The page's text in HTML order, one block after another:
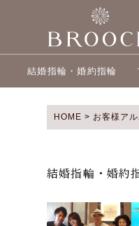
結婚指輪・婚約指輪
HOME > お客様ア
結婚指輪・婚約